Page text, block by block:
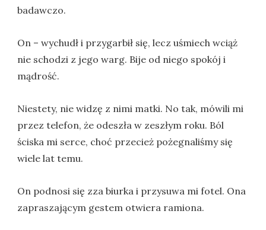
badawczo.
On – wychudł i przygarbił się, lecz uśmiech wciąż
nie schodzi z jego warg. Bije od niego spokój i
mądrość.
Niestety, nie widzę z nimi matki. No tak, mówili mi
przez telefon, że odeszła w zeszłym roku. Ból
ściska mi serce, choć przecież pożegnaliśmy się
wiele lat temu.
On podnosi się zza biurka i przysuwa mi fotel. Ona
zapraszającym gestem otwiera ramiona.